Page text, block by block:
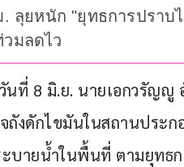
ลุยหนัก "ยุทธการปราบ
มลดไว
นที่ 8 มิ.ย. นายเอกวรัญญู
ถังดักไขมันในสถานประ
บายน้ำในพื้นที่ ตามยุทธ